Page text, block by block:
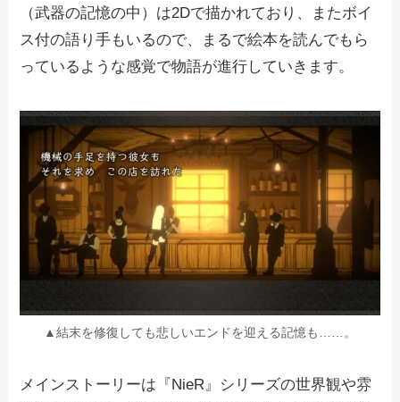
（武器の記憶の中）は2Dで描かれており、またボイ
ス付の語り手もいるので、まるで絵本を読んでもら
っているような感覚で物語が進行していきます。
▲結末を修復しても悲しいエンドを迎える記憶も……。
メインストーリーは『NieR』シリーズの世界観や雰